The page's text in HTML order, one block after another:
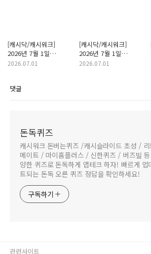
[캐시닥/캐시워크]
2026년 7월 1일
돈버는퀴즈 "푸드루트
2026.07.01
[캐시닥/캐시워크]
2026년 7월 1일
돈버는퀴즈 "리비힐
2026.07.01
댓글
돈독퀴즈
캐시워크 돈버는퀴즈 /캐시슬라이드 초성 / 리
메이트 / 마이홈플러스 / 신한퀴즈 / 버즈빌
양한 퀴즈로 돈독하게 앱테크 하자! 빠르게 업
트되는 돈독 오른 퀴즈 정답을 확인하세요!
구독하기
관련사이트